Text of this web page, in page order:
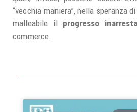
“vecchia maniera”, nella speranza
malleabile il progresso
commerce.